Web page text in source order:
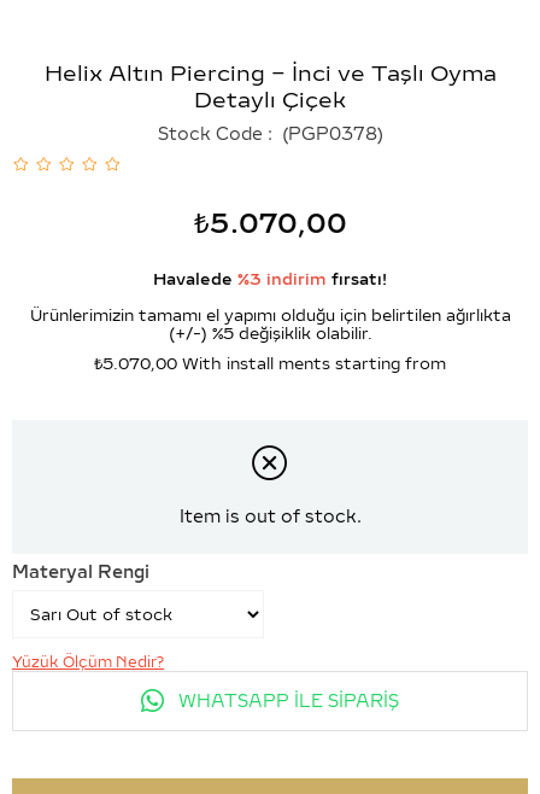
Helix Altın Piercing – İnci ve Taşlı Oyma
Detaylı Çiçek
Stock Code (PGP0378)
₺5.070,00
Havalede %3 indirim fırsatı!
Ürünlerimizin tamamı el yapımı olduğu için belirtilen ağırlıkta
(+/-) %5 değişiklik olabilir.
₺5.070,00 With install ments starting from
Item is out of stock.
Materyal Rengi
Yüzük Ölçüm Nedir?
WHATSAPP İLE SİPARİŞ